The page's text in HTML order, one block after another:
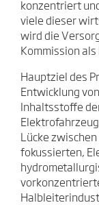
konzentriert
viele dieser
wird die
Kommission
Hauptziel des
Entwicklung
Inhaltsstoffe
Lücke
fokussierten,